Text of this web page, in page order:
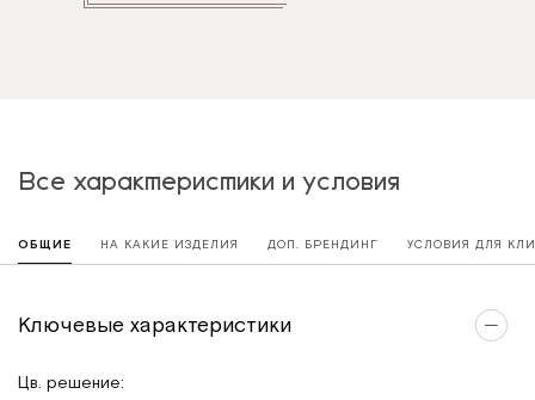
Все характеристики и условия
ОБЩИЕ НА КАКИЕ ИЗДЕЛИЯ ДОП. БРЕНДИНГ УСЛОВИЯ ДЛЯ
Ключевые характеристики
Цв. решение: